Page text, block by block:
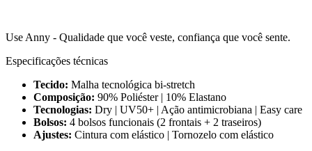
Use Anny - Qualidade que você veste, confiança que você sente.
Especificações técnicas
Tecido: Malha tecnológica bi-stretch
Composição: 90% Poliéster | 10% Elastano
Tecnologias: Dry | UV50+ | Ação antimicrobiana | Easy care
Bolsos: 4 bolsos funcionais (2 frontais + 2 traseiros)
Ajustes: Cintura com elástico | Tornozelo com elástico